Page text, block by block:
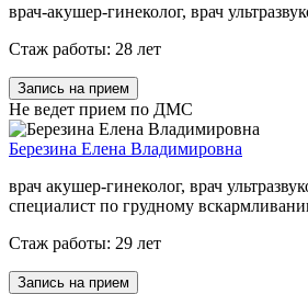
врач-акушер-гинеколог, врач
Стаж работы: 28 лет
Запись на прием
Не ведет прием по ДМС
Березина Елена Владимировна
врач акушер-гинеколог, врач
специалист по грудному
Стаж работы: 29 лет
Запись на прием